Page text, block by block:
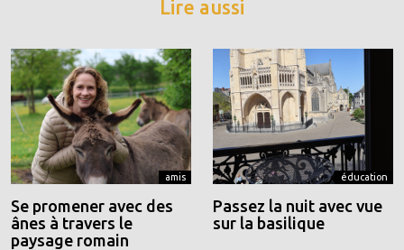
Lire aussi
amis
Se promener avec des
ânes à travers le
paysage romain
éducation
Passez la nuit avec vue
sur la basilique